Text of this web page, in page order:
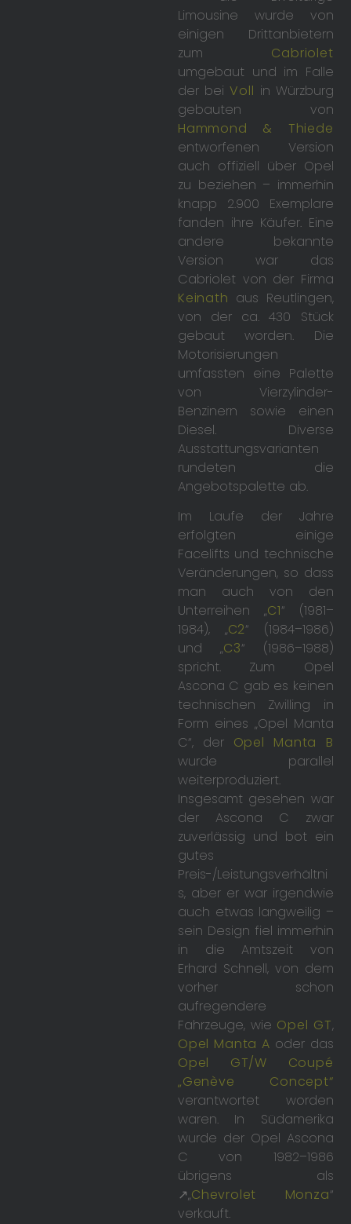
Limousine wurde von
einigen Drittanbietern
zum Cabriolet
umgebaut und im Falle
der beiVoll in Würzburg
gebauten von
Hammond & Thiede
entworfenen Version
auch offiziell über Opel
zu beziehen – immerhin
knapp 2.900 Exemplare
fanden ihre Käufer. Eine
andere bekannte
Version war das
Cabriolet von der Firma
Keinath aus Reutlingen,
von der ca. 430 Stück
gebaut worden. Die
Motorisierungen
umfassten eine Palette
von Vierzylinder-
Benzinern sowie einen
Diesel. Diverse
Ausstattungsvarianten
rundeten die
Angebotspalette ab.
Im Laufe der Jahre
erfolgten einige
Facelifts und technische
Veränderungen, so dass
man auch von den
Unterreihen „C1“ (1981–
1984), „C2“ (1984–1986)
und „C3“ (1986–1988)
spricht. Zum Opel
Ascona C gab es keinen
technischen Zwilling in
Form eines „Opel Manta
C“, der Opel Manta B
wurde parallel
weiterproduziert.
Insgesamt gesehen war
der Ascona C zwar
zuverlässig und bot ein
gutes
Preis-/Leistungsverhältni
s, aber er war irgendwie
auch etwas langweilig –
sein Design fiel immerhin
in die Amtszeit von
Erhard Schnell, von dem
vorher schon
aufregendere
Fahrzeuge, wie Opel GT,
Opel Manta A oder das
Opel GT/W Coupé
„Genève Concept“
verantwortet worden
waren. In Südamerika
wurde der Opel Ascona
C von 1982–1986
übrigens als
↗„Chevrolet Monza“
verkauft.